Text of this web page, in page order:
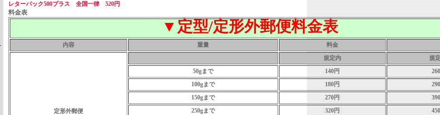
レターパック500プラス 全国一律 520円
料金表
▼定型/定形外郵便料金表
内容 重量 料金
定形外郵便
規定内
規
50gまで
140円
100gまで
180円
150gまで
270円
250gまで
320円